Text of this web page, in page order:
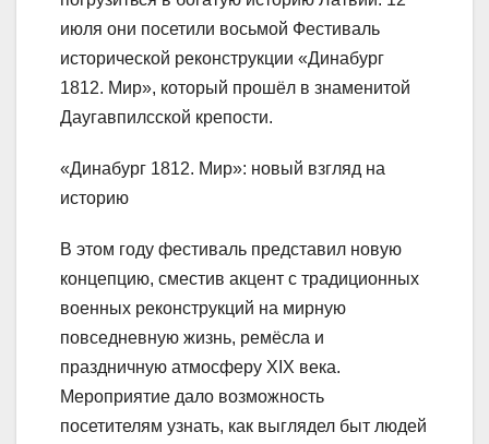
июля они посетили восьмой Фестиваль
исторической реконструкции «Динабург
1812. Мир», который прошёл в знаменитой
Даугавпилсской крепости.
«Динабург 1812. Мир»: новый взгляд на
историю
В этом году фестиваль представил новую
концепцию, сместив акцент с традиционных
военных реконструкций на мирную
повседневную жизнь, ремёсла и
праздничную атмосферу XIX века.
Мероприятие дало возможность
посетителям узнать, как выглядел быт людей